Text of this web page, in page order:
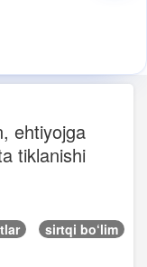
ehtiyojga
tiklanishi
sirtqi bo‘lim